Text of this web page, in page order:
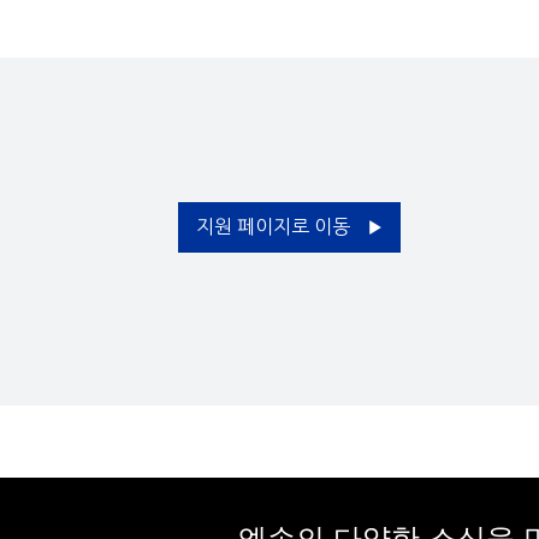
지원 페이지로 이동